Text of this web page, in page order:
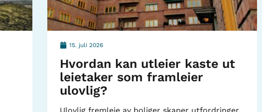
15. juli 2026
Hvordan kan utleier kaste ut
leietaker som framleier
ulovlig?